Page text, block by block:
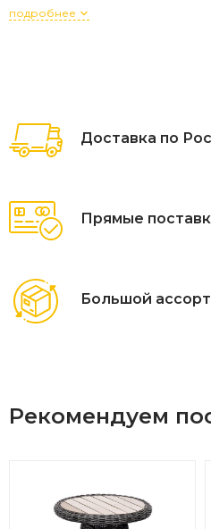
хранения. Плетеный столик
подробнее
Доставка по
Прямые
Большой
Рекомендуем